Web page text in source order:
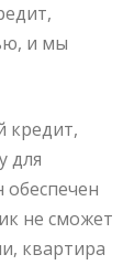
и мы
кредит,
для
не сможет
квартира